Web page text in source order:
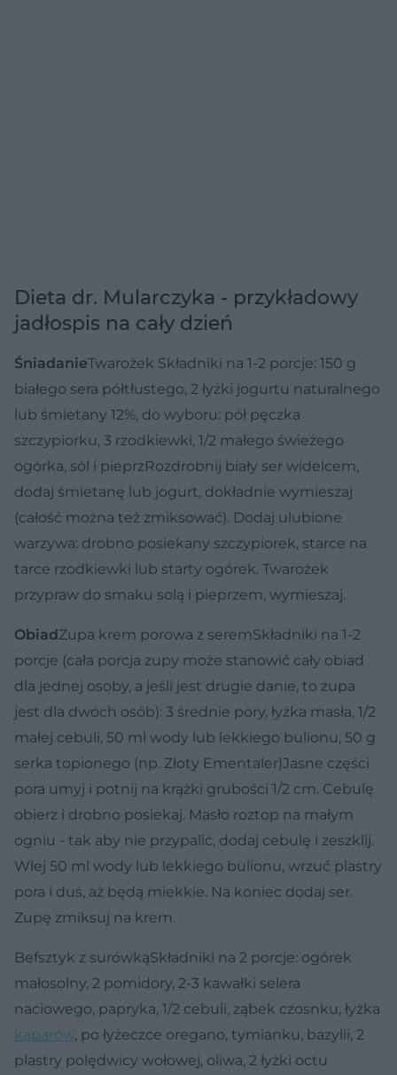
Dieta dr. Mularczyka - przykładowy
jadłospis na cały dzień
ŚniadanieTwarożek Składniki na 1-2 porcje: 150 g
białego sera półtłustego, 2 łyżki jogurtu naturalnego
lub śmietany 12%, do wyboru: pół pęczka
szczypiorku, 3 rzodkiewki, 1/2 małego świeżego
ogórka, sól i pieprzRozdrobnij biały ser widelcem,
dodaj śmietanę lub jogurt, dokładnie wymieszaj
(całość można też zmiksować). Dodaj ulubione
warzywa: drobno posiekany szczypiorek, starce na
tarce rzodkiewki lub starty ogórek. Twarożek
przypraw do smaku solą i pieprzem, wymieszaj.
ObiadZupa krem porowa z seremSkładniki na 1-2
porcje (cała porcja zupy może stanowić cały obiad
dla jednej osoby, a jeśli jest drugie danie, to zupa
jest dla dwóch osób): 3 średnie pory, łyżka masła, 1/2
małej cebuli, 50 ml wody lub lekkiego bulionu, 50 g
serka topionego (np. Złoty Ementaler)Jasne części
pora umyj i potnij na krążki grubości 1/2 cm. Cebulę
obierz i drobno posiekaj. Masło roztop na małym
ogniu - tak aby nie przypalić, dodaj cebulę i zeszklij.
Wlej 50 ml wody lub lekkiego bulionu, wrzuć plastry
pora i duś, aż będą miekkie. Na koniec dodaj ser.
Zupę zmiksuj na krem.
Befsztyk z surówkąSkładniki na 2 porcje: ogórek
małosolny, 2 pomidory, 2-3 kawałki selera
naciowego, papryka, 1/2 cebuli, ząbek czosnku, łyżka
kaparów, po łyżeczce oregano, tymianku, bazylii, 2
plastry polędwicy wołowej, oliwa, 2 łyżki octu